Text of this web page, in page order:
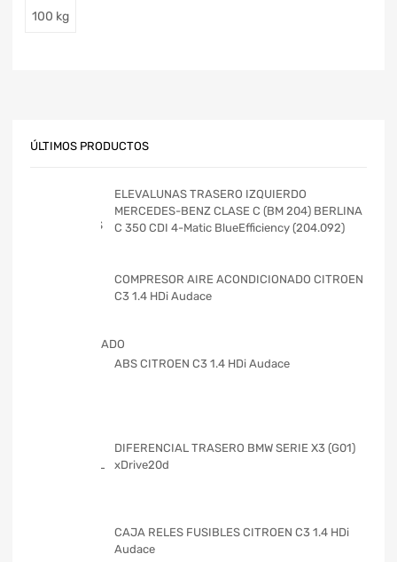
100 kg
ÚLTIMOS PRODUCTOS
ELEVALUNAS TRASERO IZQUIERDO
MERCEDES-BENZ CLASE C (BM 204) BERLINA
C 350 CDI 4-Matic BlueEfficiency (204.092)
COMPRESOR AIRE ACONDICIONADO CITROEN
C3 1.4 HDi Audace
ABS CITROEN C3 1.4 HDi Audace
DIFERENCIAL TRASERO BMW SERIE X3 (G01)
xDrive20d
CAJA RELES FUSIBLES CITROEN C3 1.4 HDi
Audace